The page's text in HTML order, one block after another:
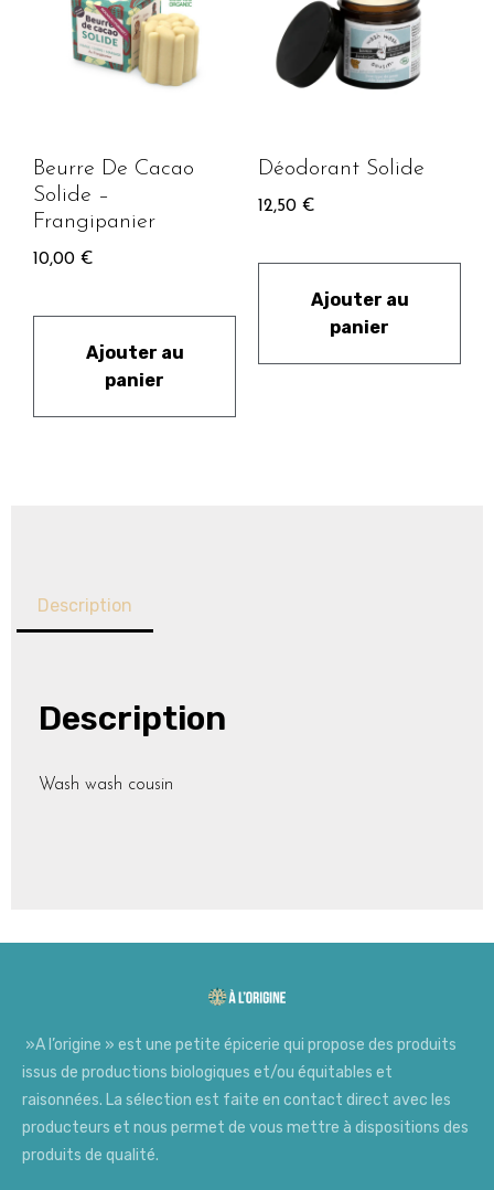
Beurre De Cacao
Solide –
Frangipanier
10,00 €
Ajouter au
panier
Déodorant Solide
12,50 €
Ajouter au
panier
Description
Description
Wash wash cousin
»A l’origine » est une petite épicerie qui propose des produits
issus de productions biologiques et/ou équitables et
raisonnées. La sélection est faite en contact direct avec les
producteurs et nous permet de vous mettre à dispositions des
produits de qualité.